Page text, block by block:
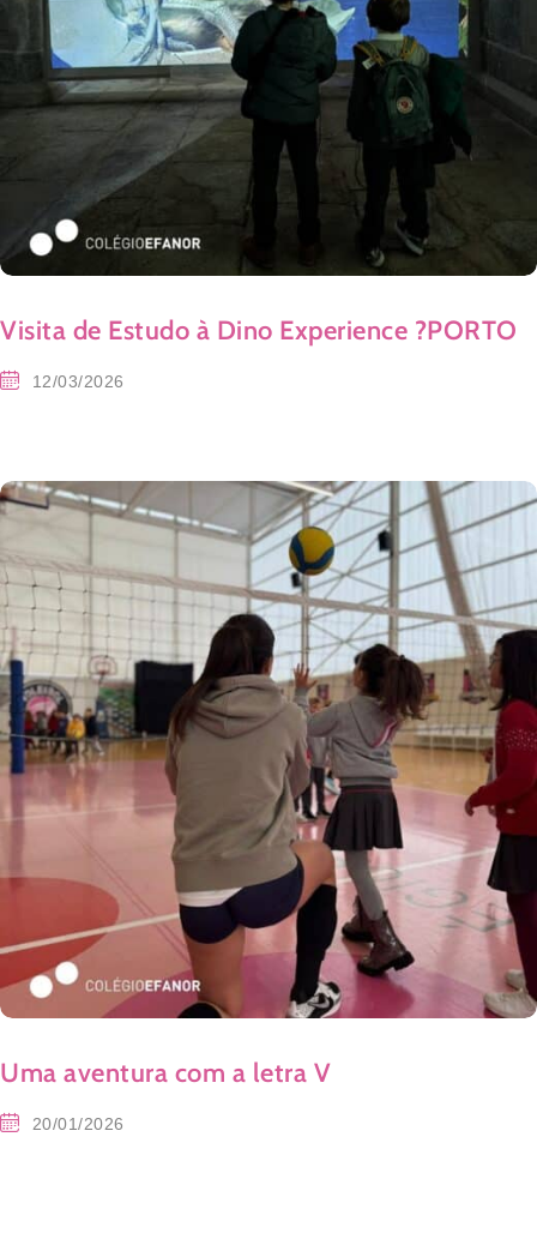
Visita de Estudo à Dino Experience ?PORTO
12/03/2026
Uma aventura com a letra V
20/01/2026